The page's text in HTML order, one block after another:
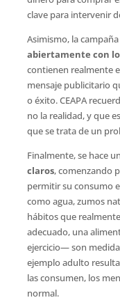
clave para intervenir
Asimismo, la
abiertamente con
contienen realmente
mensaje publicitario
o éxito. CEAPA
no la realidad, y que
que se trata de un
Finalmente, se hace
claros, comenzando
permitir su consumo
como agua, zumos
hábitos que
adecuado, una
ejercicio— son
ejemplo adulto
las consumen, los
normal.